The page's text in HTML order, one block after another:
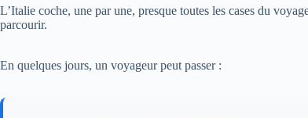
L’Italie coche, une par une, presque toutes les cases du
parcourir.
En quelques jours, un voyageur peut passer :